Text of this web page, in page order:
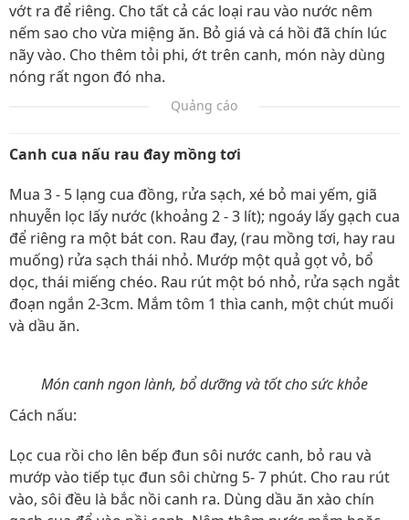
vớt ra để riêng. Cho tất cả các loại rau vào nước nêm
nếm sao cho vừa miệng ăn. Bỏ giá và cá hồi đã chín lúc
nãy vào. Cho thêm tỏi phi, ớt trên canh, món này dùng
nóng rất ngon đó nha.
Quảng cáo
Canh cua nấu rau đay mồng tơi
Mua 3 - 5 lạng cua đồng, rửa sạch, xé bỏ mai yếm, giã
nhuyễn lọc lấy nước (khoảng 2 - 3 lít); ngoáy lấy gạch cua
để riêng ra một bát con. Rau đay, (rau mồng tơi, hay rau
muống) rửa sạch thái nhỏ. Mướp một quả gọt vỏ, bổ
dọc, thái miếng chéo. Rau rút một bó nhỏ, rửa sạch ngắt
đoạn ngắn 2-3cm. Mắm tôm 1 thìa canh, một chút muối
và dầu ăn.
Món canh ngon lành, bổ dưỡng và tốt cho sức khỏe
Cách nấu:
Lọc cua rồi cho lên bếp đun sôi nước canh, bỏ rau và
mướp vào tiếp tục đun sôi chừng 5- 7 phút. Cho rau rút
vào, sôi đều là bắc nồi canh ra. Dùng dầu ăn xào chín